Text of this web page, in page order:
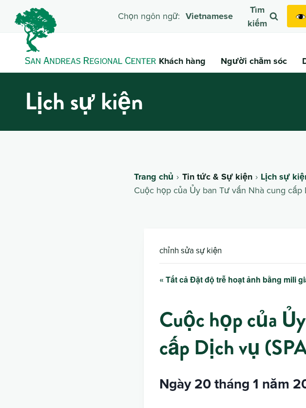
Chọn ngôn ngữ: Vietnamese
Tìm
kiếm
Khách hàng Người chăm sóc
Lịch sự kiện
Trang chủ Tin tức & Sự kiện Lịch sự
Cuộc họp của Ủy ban Tư vấn Nhà cung cấp
chỉnh sửa sự kiện
« Tất cả Đặt độ trễ hoạt ảnh bằng mili
Cuộc họp của
cấp Dịch vụ
Ngày 20 tháng 1 năm